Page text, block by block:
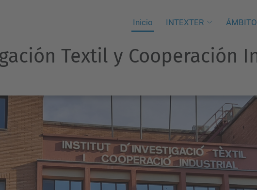
Inicio INTEXTER
Textil y Cooperación